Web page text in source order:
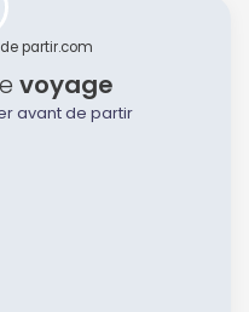
partir.com
voyage
avant de partir